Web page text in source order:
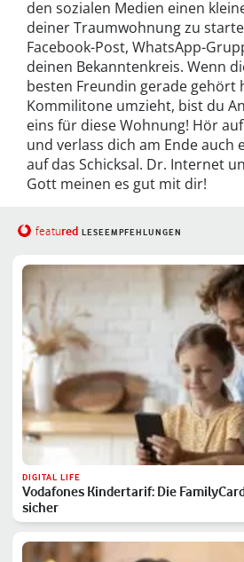
den sozialen Medien einen
deiner Traumwohnung zu
Facebook-Post, WhatsApp-
deinen Bekanntenkreis. Wenn
besten Freundin gerade gehört
Kommilitone umzieht, bist du
eins für diese Wohnung! Hör
und verlass dich am Ende auch
auf das Schicksal. Dr. Internet
Gott meinen es gut mit dir!
featured LESEEMPFEHLUNGEN
DIGITAL LIFE
Vodafones Kindertarif: Die
sicher